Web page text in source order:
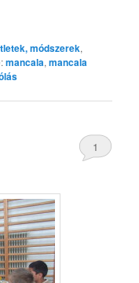
módszerek,
mancala,mancala
1